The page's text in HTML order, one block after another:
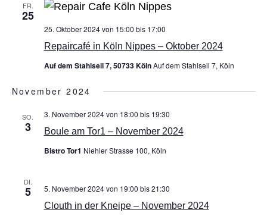
FR.
25
Repaircafé in Köln Nippes – Oktober 2024
25. Oktober 2024 von 15:00 bis 17:00
Auf dem Stahlseil 7, 50733 KölnAuf dem Stahlseil 7, Köln
November 2024
SO.
3 Boule am Tor1 – November 2024
3. November 2024 von 18:00 bis 19:30
Bistro Tor1 Niehler Strasse 100, Köln
DI.
5
Clouth in der Kneipe – November 2024
5. November 2024 von 19:00 bis21:30